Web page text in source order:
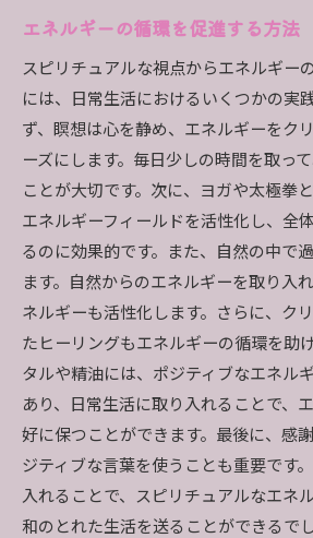
エネルギーの循環を促進する方法
スピリチュアルな視点からエネルギー
には、日常生活におけるいくつかの実
ず、瞑想は心を静め、エネルギーをク
ーズにします。毎日少しの時間を取っ
ことが大切です。次に、ヨガや太極拳
エネルギーフィールドを活性化し、全
るのに効果的です。また、自然の中で
ます。自然からのエネルギーを取り入
ネルギーも活性化します。さらに、ク
たヒーリングもエネルギーの循環を助
タルや精油には、ポジティブなエネル
あり、日常生活に取り入れることで、
好に保つことができます。最後に、感
ジティブな言葉を使うことも重要です
入れることで、スピリチュアルなエネ
和のとれた生活を送ることができるでし